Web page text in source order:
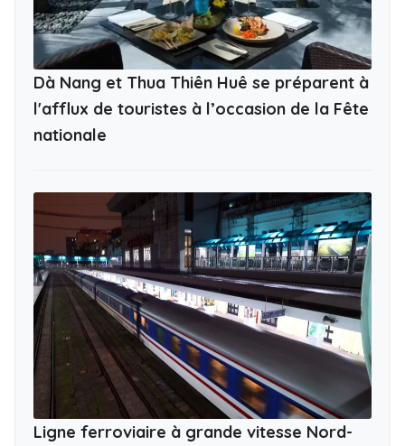
Dà Nang et Thua Thiên Huê se préparent à
l'afflux de touristes à l’occasion de la Fête
nationale
Ligne ferroviaire à grande vitesse Nord-